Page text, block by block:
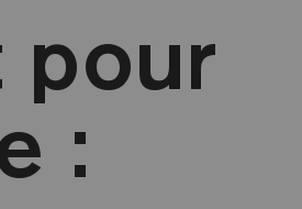
pour
: